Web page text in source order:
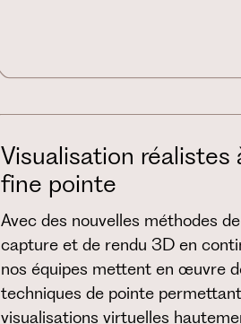
Visualisation réalistes
fine pointe
Avec des nouvelles méthodes de
capture et de rendu 3D en
nos équipes mettent en œuvre
techniques de pointe
visualisations virtuelles